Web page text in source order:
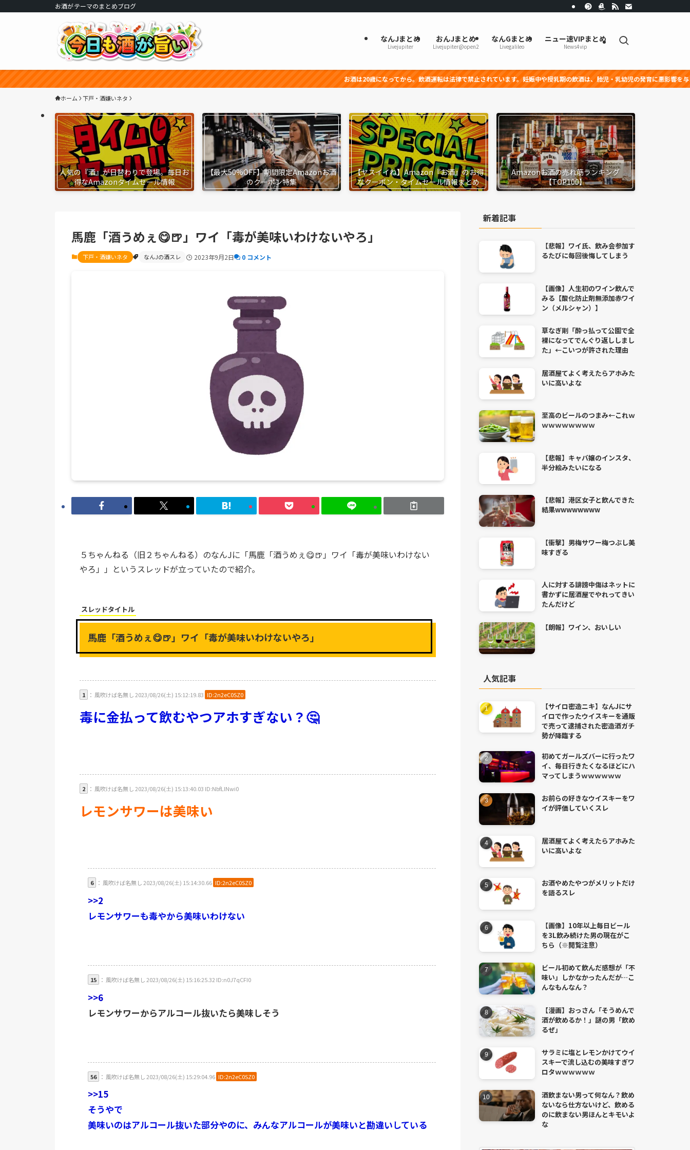
お酒がテーマのまとめブログ
なんJまとめ
Livejupiter
おんJまとめ
Livejupiter@open2
なんGまとめ
Livegalileo
ニュー速VIPまとめ
News4vip
お酒は20歳になってから。飲酒運転は法律で禁止されています。妊娠中や授乳期の飲酒は、胎児・乳幼児の発育に悪影響を与える恐れがあります
ホーム 下戸・酒嫌いネタ
人気の『酒』が日替わりで登場。毎日お
得なAmazonタイムセール情報
【最大50%OFF】期間限定Amazonお酒
のクーポン特集
【ヤスイイね】Amazon『お酒』のお得
なクーポン・タイムセール情報まとめ
Amazonお酒の売れ筋ランキング
【TOP100】
馬鹿「酒うめぇ😋🍺」ワイ「毒が美味いわけないやろ」
下戸・酒嫌いネタ なんJの酒スレ 2023年9月2日 0 コメント
５ちゃんねる（旧２ちゃんねる）のなんJに「馬鹿「酒うめぇ😋🍺」ワイ「毒が美味いわけない
やろ」」というスレッドが立っていたので紹介。
スレッドタイトル
馬鹿「酒うめぇ😋🍺」ワイ「毒が美味いわけないやろ」
1 ： 風吹けば名無し 2023/08/26(土) 15:12:19.83 ID:2n2eC0SZ0
毒に金払って飲むやつアホすぎない？🤔
2 ： 風吹けば名無し 2023/08/26(土) 15:13:40.03 ID:NbfLlNwi0
レモンサワーは美味い
6 ： 風吹けば名無し 2023/08/26(土) 15:14:30.66 ID:2n2eC0SZ0
>>2
レモンサワーも毒やから美味いわけない
15 ： 風吹けば名無し 2023/08/26(土) 15:16:25.32 ID:n0J7qCFI0
>>6
レモンサワーからアルコール抜いたら美味しそう
56 ： 風吹けば名無し 2023/08/26(土) 15:29:04.96 ID:2n2eC0SZ0
>>15
そうやで
美味いのはアルコール抜いた部分やのに、みんなアルコールが美味いと勘違いしている
新着記事
【悲報】ワイ氏、飲み会参加す
るたびに毎回後悔してしまう
【画像】人生初のワイン飲んで
みる【酸化防止剤無添加赤ワイ
ン（メルシャン）】
草なぎ剛「酔っ払って公園で全
裸になってでんぐり返ししまし
た」←こいつが許された理由
居酒屋てよく考えたらアホみた
いに高いよな
至高のビールのつまみ←これｗ
ｗｗｗｗｗｗｗｗ
【悲報】キャバ嬢のインスタ、
半分絵みたいになる
【悲報】港区女子と飲んできた
結果wwwwwwww
【衝撃】男梅サワー梅つぶし美
味すぎる
人に対する誹謗中傷はネットに
書かずに居酒屋でやれってきい
たんだけど
【朗報】ワイン、おいしい
人気記事
【サイロ密造ニキ】なんJにサ
イロで作ったウイスキーを通販
で売って逮捕された密造酒ガチ
勢が降臨する
初めてガールズバーに行ったワ
イ、毎日行きたくなるほどにハ
マってしまうｗｗｗｗｗｗ
お前らの好きなウイスキーをワ
イが評価していくスレ
居酒屋てよく考えたらアホみた
いに高いよな
お酒やめたやつがメリットだけ
を語るスレ
【画像】10年以上毎日ビール
を3L飲み続けた男の現在がこ
ちら（※閲覧注意）
ビール初めて飲んだ感想が「不
味い」しかなかったんだが…こ
んなもんなん？
【漫画】おっさん「そうめんで
酒が飲めるか！」謎の男「飲め
るぜ」
サラミに塩とレモンかけてウイ
スキーで流し込むの美味すぎワ
ロタｗｗｗｗｗｗ
酒飲まない男って何なん？飲め
ないなら仕方ないけど、飲める
のに飲まない男ほんとキモいよ
な